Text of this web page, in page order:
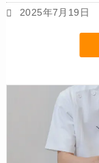
2025年7月19日